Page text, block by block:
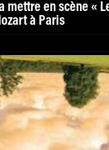
mettre en scène «
à Paris